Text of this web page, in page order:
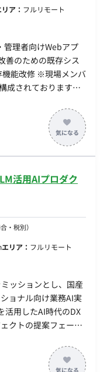
ら実装までをリード
みづくりを推進 ▼
- お客様の要求を
を整理し、AI Agent
- 技術・業務双方の
関係者をリード -
し、関係者との合意
元請け企業プロパ
成AI・AI Agent領域
として主体的に推進
顧客対応を実施し、
ータプロパと連携し
ックリード兼TLを
プロジェクト状況に
および関係管理。 -
(GWS)、Slackなど
よび運用をリード、
部におけるPC、タ
布デバイスの選定、
対策、およびMDM
連するハードウェ
制を構築し、効率的
拠点におけるWi-Fi
画、設計、構築、お
ア： フルリモート
管理者向けWebアプ
善のための既存シス
機能改修 ※現場メンバ
成されております。
: PostgreSQL / Redis
コンテナ技
CI/CD: GitHub
CloudWatch /
ラリ: MUI / Tailwind
・監視: BugSnag
活用AIプロダク
・税別）
エリア： フルリモート
ッションとし、国産
ョナル向け業務AI実
活用したAI時代のDX
ェクトマネジメント